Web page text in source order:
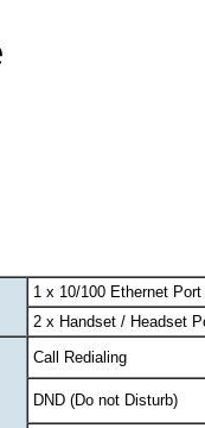
1 x 10/100 Ethernet
2 x Handset / Headset
Call Redialing
DND (Do not Disturb)